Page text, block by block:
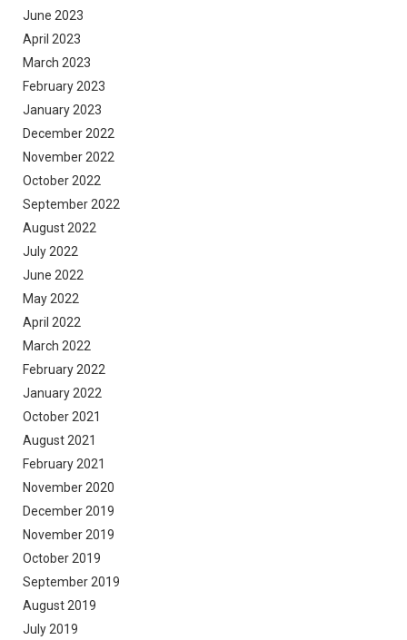
June 2023
April 2023
March 2023
February 2023
January 2023
December 2022
November 2022
October 2022
September 2022
August 2022
July 2022
June 2022
May 2022
April 2022
March 2022
February 2022
January 2022
October 2021
August 2021
February 2021
November 2020
December 2019
November 2019
October 2019
September 2019
August 2019
July 2019